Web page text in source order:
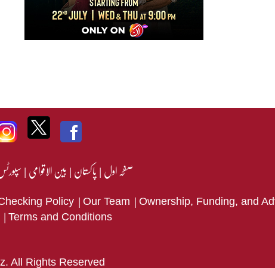
صفحہ اول|پاکستان|بین الاقوامی|
Policy | Our Team | Ownership, Funding, and
| Terms and Conditions
All Rights Reserved